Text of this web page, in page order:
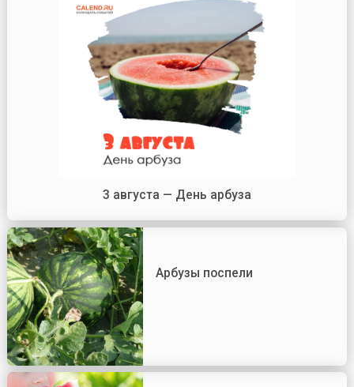
3 августа — День арбуза
Арбузы поспели